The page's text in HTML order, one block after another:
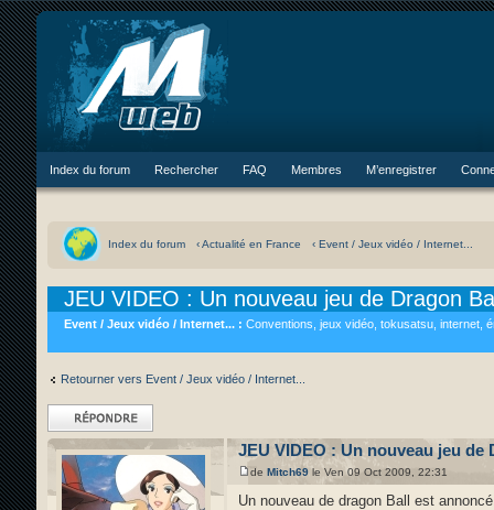
Index du forum Rechercher FAQ Membres M’enregistrer
Index du forum ‹ Actualité en France ‹ Event / Jeux vidéo / Internet...
JEU VIDEO : Un nouveau jeu de Dragon
Event / Jeux vidéo / Internet... : Conventions, jeux vidéo, tokusatsu, internet,
Retourner vers Event / Jeux vidéo / Internet...
Répondre
JEU VIDEO : Un nouveau jeu de
de Mitch69 le Ven 09 Oct 2009, 22:31
Un nouveau de dragon Ball est